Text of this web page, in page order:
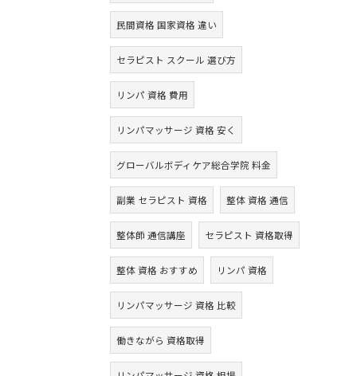
民間資格 国家資格 違い
セラピスト スクール 選び方
リンパ 資格 費用
リンパマッサージ 資格 安く
グローバルボディケア総合学院 料金
副業 セラピスト 資格 整体 資格 通信
整体師 通信講座 セラピスト 資格取得
整体 資格 おすすめ リンパ 資格
リンパマッサージ 資格 比較
働きながら 資格取得